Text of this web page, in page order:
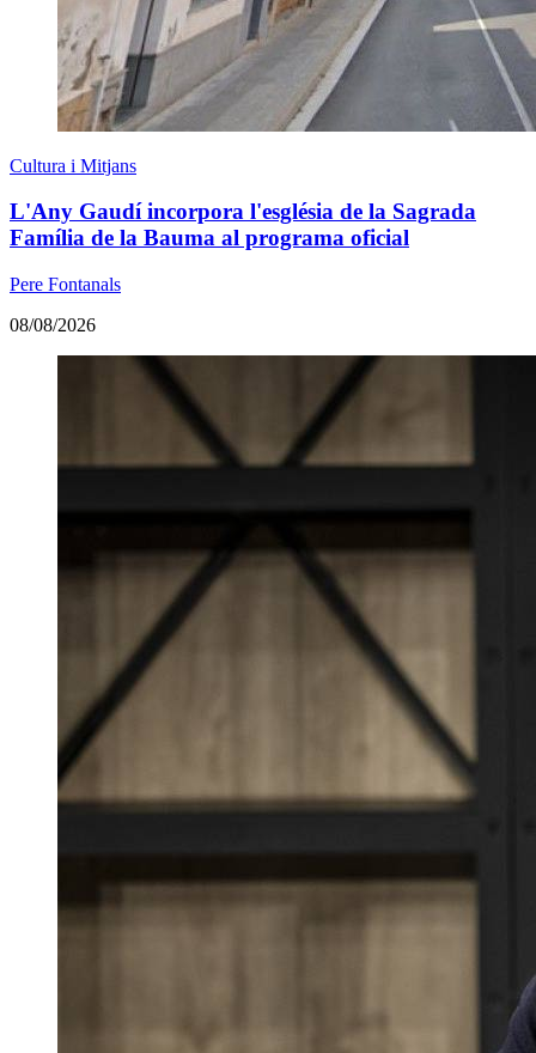
Cultura i Mitjans
L'Any Gaudí incorpora l'església de la Sagrada
Família de la Bauma al programa oficial
Pere Fontanals
08/08/2026